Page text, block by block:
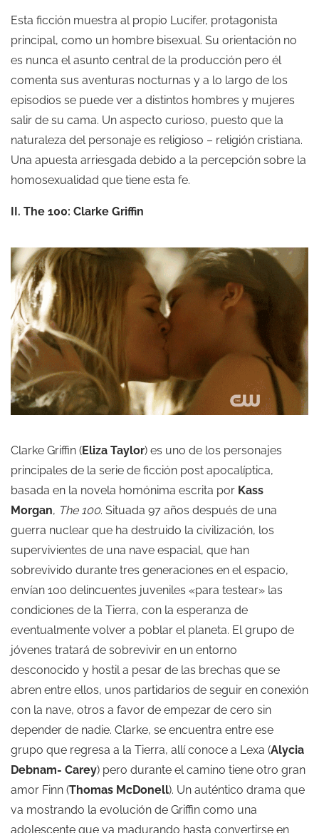
Esta ficción muestra al propio Lucifer, protagonista
principal, como un hombre bisexual. Su orientación no
es nunca el asunto central de la producción pero él
comenta sus aventuras nocturnas y a lo largo de los
episodios se puede ver a distintos hombres y mujeres
salir de su cama. Un aspecto curioso, puesto que la
naturaleza del personaje es religioso – religión cristiana.
Una apuesta arriesgada debido a la percepción sobre la
homosexualidad que tiene esta fe.
II. The 100: Clarke Griffin
Clarke Griffin (Eliza Taylor) es uno de los personajes
principales de la serie de ficción post apocalíptica,
basada en la novela homónima escrita por Kass
Morgan, The 100. Situada 97 años después de una
guerra nuclear que ha destruido la civilización, los
supervivientes de una nave espacial, que han
sobrevivido durante tres generaciones en el espacio,
envían 100 delincuentes juveniles «para testear» las
condiciones de la Tierra, con la esperanza de
eventualmente volver a poblar el planeta. El grupo de
jóvenes tratará de sobrevivir en un entorno
desconocido y hostil a pesar de las brechas que se
abren entre ellos, unos partidarios de seguir en conexión
con la nave, otros a favor de empezar de cero sin
depender de nadie. Clarke, se encuentra entre ese
grupo que regresa a la Tierra, allí conoce a Lexa (Alycia
Debnam- Carey) pero durante el camino tiene otro gran
amor Finn (Thomas McDonell). Un auténtico drama que
va mostrando la evolución de Griffin como una
adolescente que va madurando hasta convertirse en